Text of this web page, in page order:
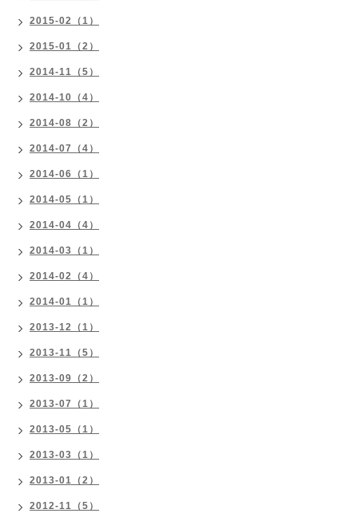
2015-02（1）
2015-01（2）
2014-11（5）
2014-10（4）
2014-08（2）
2014-07（4）
2014-06（1）
2014-05（1）
2014-04（4）
2014-03（1）
2014-02（4）
2014-01（1）
2013-12（1）
2013-11（5）
2013-09（2）
2013-07（1）
2013-05（1）
2013-03（1）
2013-01（2）
2012-11（5）